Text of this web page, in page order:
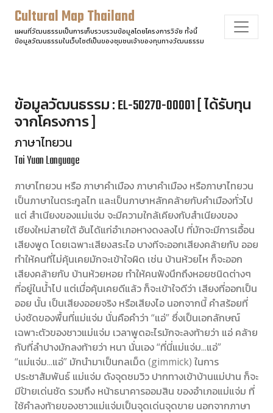
Cultural Map Thailand
แผนที่วัฒนธรรมเป็นการเก็บรวบรวมข้อมูลโดยโครงการวิจัย ทั้งนี้
ข้อมูลวัฒนธรรมในเว็บไซต์เป็นของชุมชนเจ้าของทุนทางวัฒนธรรม
ข้อมูลวัฒนธรรม : EL-50270-00001 [ ได้รับทุน
จากโครงการ ]
ภาษาไทยวน
Tai Yuan Language
ภาษาไทยวน หรือ ภาษาคำเมือง ภาษาคำเมือง หรือภาษาไทยวน
เป็นภาษาในตระกูลไท และเป็นภาษาหลักคล้ายกับคำเมืองทั่วไป
แต่ สำเนียงของแม่แจ่ม จะมีความใกล้เคียงกับสำเนียงของ
เชียงใหม่สายใต้ อันได้แก่อำเภอหางดงลงไป ที่มักจะมีการเอื้อน
เสียงพูด โดยเฉพาะเสียงสระไอ บางทีจะออกเสียงคล้ายกับ ออย
ทำให้คนที่ไม่คุ้นเคยมักจะเข้าใจผิด เช่น บ้านห้วยไห ก็จะออก
เสียงคล้ายกับ บ้านห้วยหอย ทำให้คนฟังนึกถึงหอยชนิดต่างๆ
ที่อยู่ในน้ำไป แต่เมื่อคุ้นเคยดีแล้ว ก็จะเข้าใจดีว่า เสียงที่ออกเป็น
ออย นั้น เป็นเสียงออยจริง หรือเสียงไอ นอกจากนี้ คำสร้อยที่
บ่งชัดของพื้นที่แม่แจ่ม นั่นคือคำว่า “แอ่” ซึ่งเป็นเอกลักษณ์
เฉพาะตัวของชาวแม่แจ่ม เวลาพูดอะไรมักจะลงท้ายว่า แอ่ คล้าย
กับที่ลำปางมักลงท้ายว่า หนา นั่นเอง “ที่นี่แม่แจ่ม...แอ่”
“แม่แจ่ม...แอ่” มักนำมาเป็นกลเม็ด (gimmick) ในการ
ประชาสัมพันธ์ แม่แจ่ม ดังจุดชมวิว ปากทางเข้าบ้านแม่ปาน ก็จะ
มีป้ายเด่นชัด รวมถึง หน้าธนาคารออมสิน ของอำเภอแม่แจ่ม ที่
ใช้คำลงท้ายของชาวแม่แจ่มเป็นจุดเด่นจุดขาย นอกจากภาษา